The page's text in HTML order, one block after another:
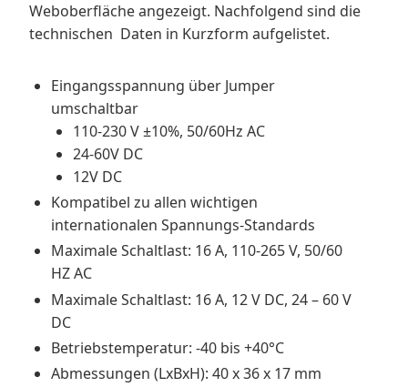
Weboberfläche angezeigt. Nachfolgend sind die
technischen Daten in Kurzform aufgelistet.
Eingangsspannung über Jumper
umschaltbar
110-230 V ±10%, 50/60Hz AC
24-60V DC
12V DC
Kompatibel zu allen wichtigen
internationalen Spannungs-Standards
Maximale Schaltlast: 16 A, 110-265 V, 50/60
HZ AC
Maximale Schaltlast: 16 A, 12 V DC, 24 – 60 V
DC
Betriebstemperatur: -40 bis +40°C
Abmessungen (LxBxH): 40 x 36 x 17 mm